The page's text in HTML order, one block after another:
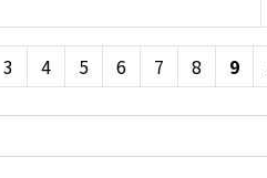
3 4 5 6 7 8 9